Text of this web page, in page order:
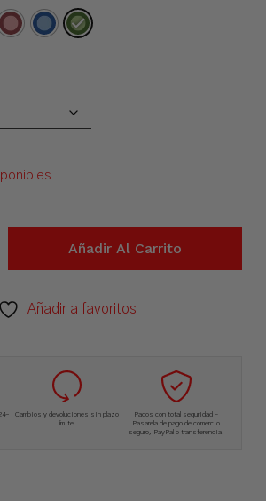
Añadir Al Carrito
Añadir a favoritos
Cambios y devoluciones sin plazo
límite.
Pagos con total seguridad –
Pasarela de pago de comercio
seguro, PayPal o transferencia.